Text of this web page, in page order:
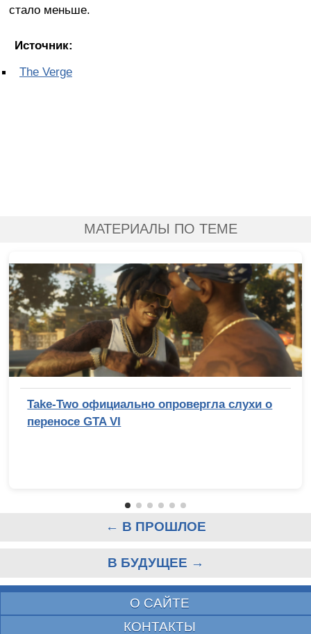
стало меньше.
Источник:
The Verge
МАТЕРИАЛЫ ПО ТЕМЕ
Take-Two официально опровергла слухи о
переносе GTA VI
← В ПРОШЛОЕ
В БУДУЩЕЕ →
О САЙТЕ
КОНТАКТЫ